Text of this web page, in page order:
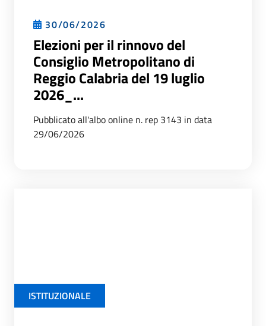
30/06/2026
Elezioni per il rinnovo del
Consiglio Metropolitano di
Reggio Calabria del 19 luglio
2026_...
Pubblicato all'albo online n. rep 3143 in data
29/06/2026
ISTITUZIONALE